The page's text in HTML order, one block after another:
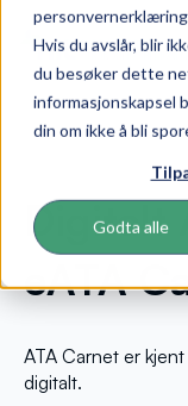
Hvis du avslår, blir
du besøker dette
informasjonskapsel
din om ikke å bli
Godta alle
Digitalt
eATA
ATA Carnet er
digitalt.